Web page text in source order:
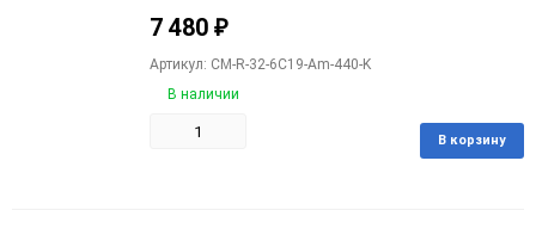
7 480 ₽
Артикул: CM-R-32-6C19-Am-440-K
В наличии
В корзину